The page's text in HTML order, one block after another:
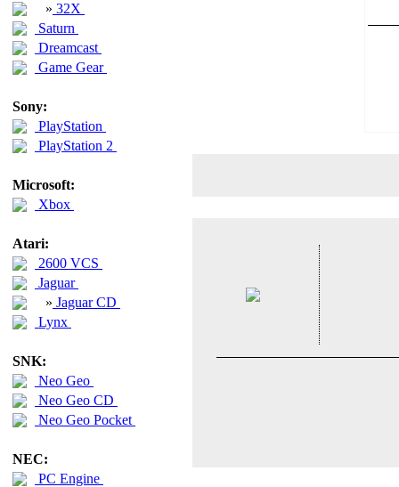
» 32X
Saturn
Dreamcast
Game Gear
Sony:
PlayStation
PlayStation 2
Microsoft:
Xbox
Atari:
2600 VCS
Jaguar
» Jaguar CD
Lynx
SNK:
Neo Geo
Neo Geo CD
Neo Geo Pocket
NEC:
PC Engine